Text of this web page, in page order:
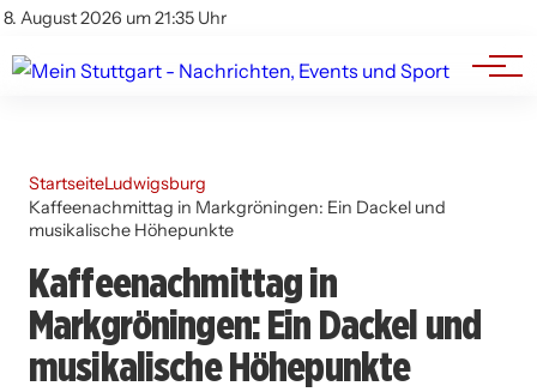
8. August 2026 um 21:35 Uhr
Impressum
Branchenbuch
Werbung
StartseiteLudwigsburg
Kaffeenachmittag in Markgröningen: Ein Dackel und
musikalische Höhepunkte
Kaffeenachmittag in
Markgröningen: Ein Dackel und
musikalische Höhepunkte